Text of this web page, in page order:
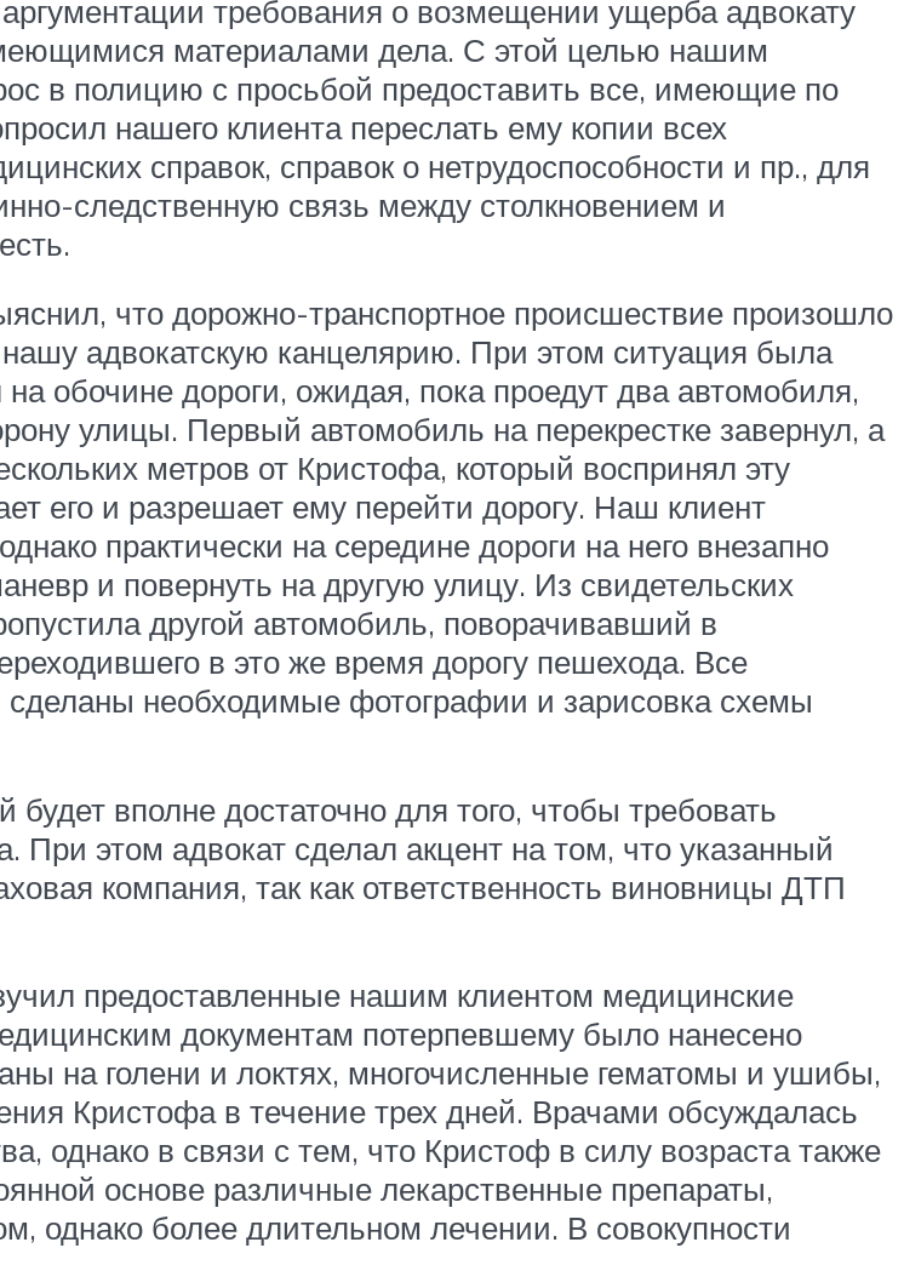
требования о возмещении ущерба адвокату
материалами дела. С этой целью нашим
в полицию с просьбой предоставить все, имеющие по
нашего клиента переслать ему копии всех
справок, справок о нетрудоспособности и пр., для
следственную связь между столкновением и
что дорожно-транспортное происшествие произошло
адвокатскую канцелярию. При этом ситуация была
обочине дороги, ожидая, пока проедут два автомобиля,
улицы. Первый автомобиль на перекрестке завернул, а
метров от Кристофа, который воспринял эту
его и разрешает ему перейти дорогу. Наш клиент
практически на середине дороги на него внезапно
и повернуть на другую улицу. Из свидетельских
другой автомобиль, поворачивавший в
в это же время дорогу пешехода. Все
необходимые фотографии и зарисовка схемы
вполне достаточно для того, чтобы требовать
этом адвокат сделал акцент на том, что указанный
компания, так как ответственность виновницы ДТП
предоставленные нашим клиентом медицинские
документам потерпевшему было нанесено
на голени и локтях, многочисленные гематомы и ушибы,
Кристофа в течение трех дней. Врачами обсуждалась
однако в связи с тем, что Кристоф в силу возраста также
основе различные лекарственные препараты,
однако более длительном лечении. В совокупности